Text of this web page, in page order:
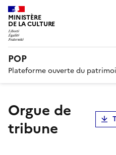
MINISTÈRE
DE LA CULTURE
POP
Plateforme ouverte du
orgue de
tribune